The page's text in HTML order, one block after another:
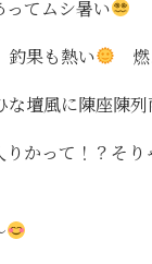
てムシ暑い
釣果も熱い
燃
な壇風に陳座陳
りかって！？そ